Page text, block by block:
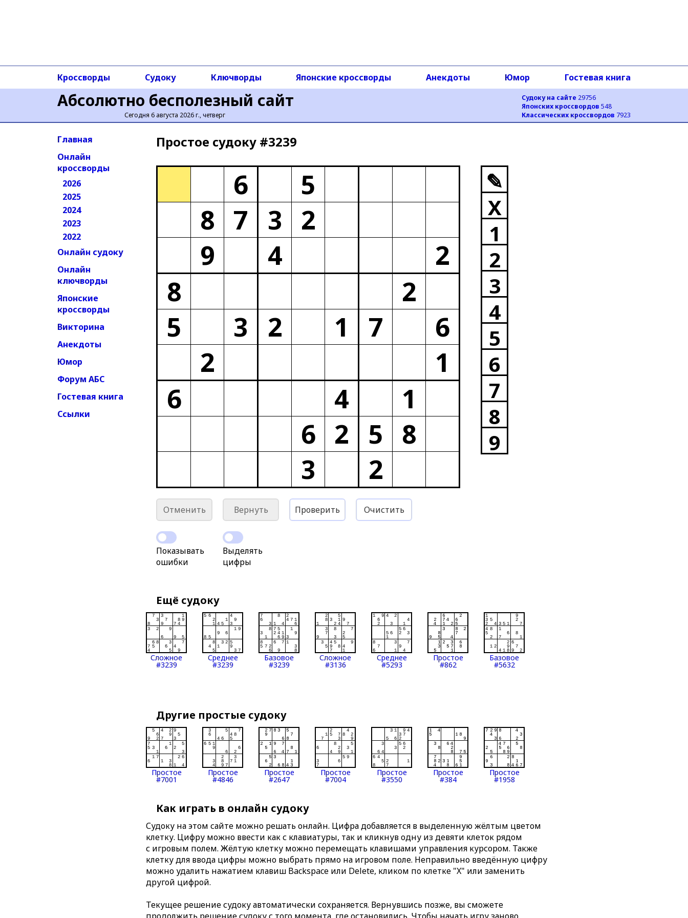
Абсолютно бесполезный сайт
Сегодня 6 августа 2026 г., четверг
Судоку на сайте 29756
Японских кроссвордов 548
Классических кроссвордов 7923
Кроссворды Судоку Ключворды Японские кроссворды Анекдоты Юмор Гостевая книга
Главная
Онлайн
кроссворды
2026
2025
2024
2023
2022
Онлайн судоку
Онлайн
ключворды
Японские
кроссворды
Викторина
Анекдоты
Юмор
Форум АБС
Гостевая книга
Ссылки
Простое cудоку #3239
6
5
8 7 3
2
9
4
2
8
2
5
3 2 1 7
6
2
1
6
4
1
6 2 5
8
3
2
✎
X
1
2
3
4
5
6
7
8
9
Отменить Вернуть Проверить Очистить
Показывать
ошибки
Выделять
цифры
Ещё судоку
Сложное
#3239
Среднее
#3239
Базовое
#3239
Сложное
#3136
Среднее
#5293
Простое
#862
Базовое
#5632
Другие простые судоку
Простое
#7001
Простое
#4846
Простое
#2647
Простое
#7004
Простое
#3550
Простое
#384
Простое
#1958
Как играть в онлайн судоку
Судоку на этом сайте можно решать онлайн. Цифра добавляется в выделенную жёлтым цветом
клетку. Цифру можно ввести как с клавиатуры, так и кликнув одну из девяти клеток рядом
с игровым полем. Жёлтую клетку можно перемещать клавишами управления курсором. Также
клетку для ввода цифры можно выбрать прямо на игровом поле. Неправильно введённую цифру
можно удалить нажатием клавиш Backspace или Delete, кликом по клетке "X" или заменить
другой цифрой.
Текущее решение судоку автоматически сохраняется. Вернувшись позже, вы сможете